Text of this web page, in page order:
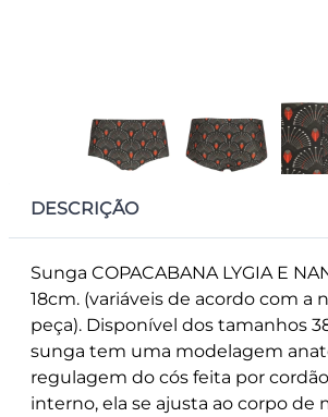
DESCRIÇÃO
Sunga COPACABANA LYGIA E
18cm. (variáveis de acordo com a
peça). Disponível dos tamanhos
sunga tem uma modelagem
regulagem do cós feita por
interno, ela se ajusta ao corpo de